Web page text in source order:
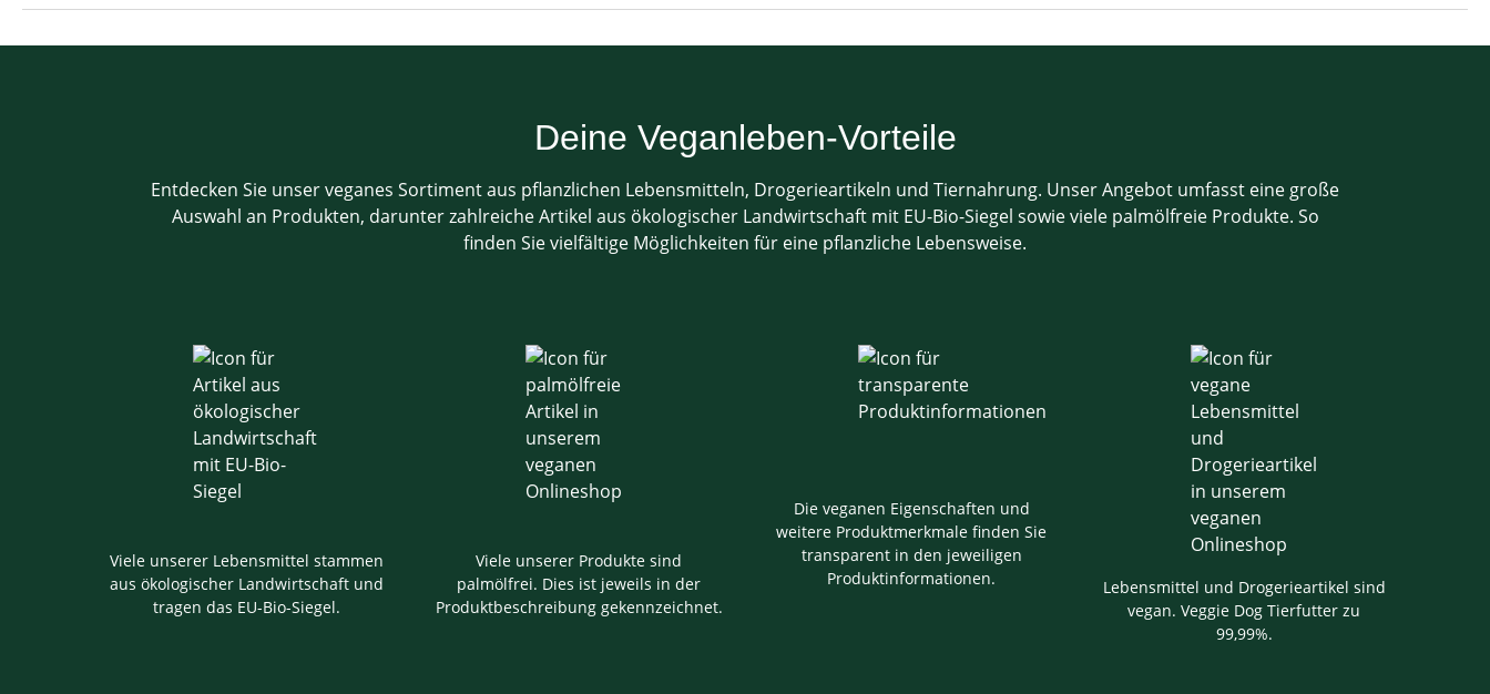
Deine Veganleben-Vorteile
Entdecken Sie unser veganes Sortiment aus pflanzlichen Lebensmitteln, Drogerieartikeln und Tiernahrung. Unser Angebot umfasst eine große
Auswahl an Produkten, darunter zahlreiche Artikel aus ökologischer Landwirtschaft mit EU-Bio-Siegel sowie viele palmölfreie Produkte. So
finden Sie vielfältige Möglichkeiten für eine pflanzliche Lebensweise.
Viele unserer Lebensmittel stammen
aus ökologischer Landwirtschaft und
tragen das EU-Bio-Siegel.
Viele unserer Produkte sind
palmölfrei. Dies ist jeweils in der
Produktbeschreibung gekennzeichnet.
Die veganen Eigenschaften und
weitere Produktmerkmale finden Sie
transparent in den jeweiligen
Produktinformationen.
Lebensmittel und Drogerieartikel sind
vegan. Veggie Dog Tierfutter zu
99,99%.